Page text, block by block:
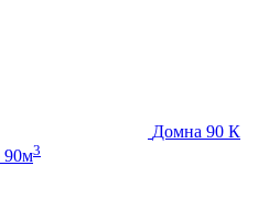
Домна 90 К
90м3